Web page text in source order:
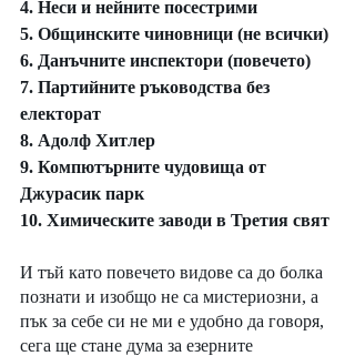
4. Неси и нейните посестрими
5. Общинските чиновници (не всички)
6. Данъчните инспектори (повечето)
7. Партийните ръководства без
електорат
8. Адолф Хитлер
9. Компютърните чудовища от
Джурасик парк
10. Химическите заводи в Третия свят
И тъй като повечето видове са до болка
познати и изобщо не са мистериозни, а
пък за себе си не ми е удобно да говоря,
сега ще стане дума за езерните